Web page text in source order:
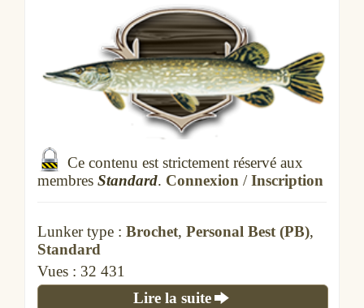
Ce contenu est strictement réservé aux
membres Standard. Connexion /Inscription
Lunker type : Brochet, Personal Best (PB),
Standard
Vues : 32 431
Lire la suite